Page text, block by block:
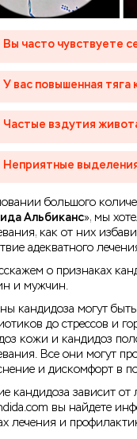
Вы часто чувствуете
У вас повышенная тяга
Частые вздутия
Неприятные
большого
Альбиканс», мы
как от них
адекватного
о признаках
и мужчин.
кандидоза могут
до стрессов и
кожи и кандидоз
Все они могут
и дискомфорт в
кандидоза зависит
вы найдете
лечения и